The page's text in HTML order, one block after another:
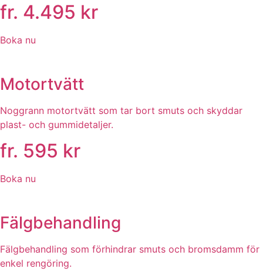
fr. 4.495 kr
Boka nu
Motortvätt
Noggrann motortvätt som tar bort smuts och skyddar
plast- och gummidetaljer.
fr. 595 kr
Boka nu
Fälgbehandling
Fälgbehandling som förhindrar smuts och bromsdamm för
enkel rengöring.